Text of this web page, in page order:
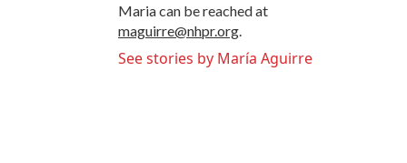
Maria can be reached at
maguirre@nhpr.org.
See stories by María Aguirre